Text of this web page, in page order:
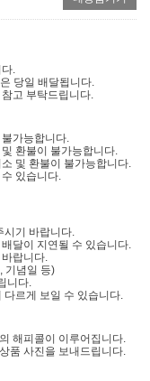
.
당일 배달됩니다.
고 부탁드립니다.
가능합니다.
환불이 불가능합니다.
및 환불이 불가능합니다.
있습니다.
시기 바랍니다.
달이 지연될 수 있습니다.
랍니다.
기념일 등)
니다.
르게 보일 수 있습니다.
해피콜이 이루어집니다.
품 사진을 보내드립니다.